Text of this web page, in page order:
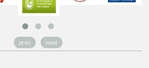
prev next